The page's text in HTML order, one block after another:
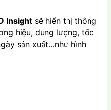
Insight sẽ hiển thị thông
hiệu, dung lượng, tốc
sản xuất…như hình